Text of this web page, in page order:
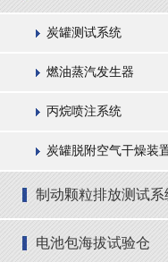
炭罐测试系统
燃油蒸汽发生器
丙烷喷注系统
炭罐脱附空气干燥装
制动颗粒排放测试系
电池包海拔试验仓